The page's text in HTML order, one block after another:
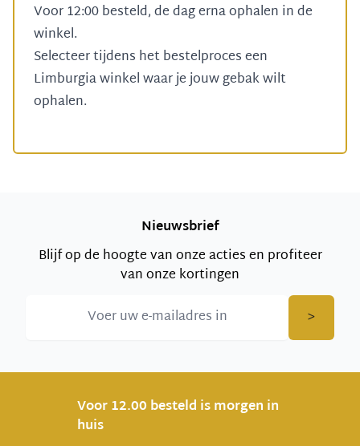
Voor 12:00 besteld, de dag erna ophalen in de
winkel.
Selecteer tijdens het bestelproces een
Limburgia winkelwaar je jouw gebak wilt
ophalen.
Nieuwsbrief
Blijf op de hoogte van onze acties en profiteer
van onze kortingen
>
Voor 12.00 besteld is morgen in
huis